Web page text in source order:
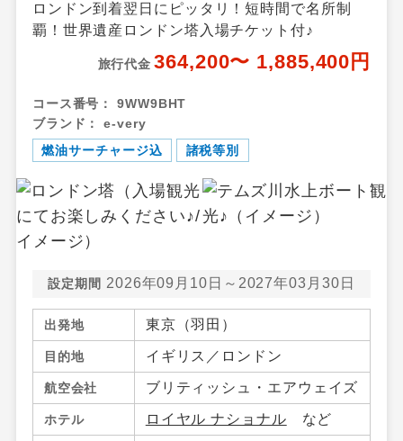
ロンドン到着翌日にピッタリ！短時間で名所制
覇！世界遺産ロンドン塔入場チケット付♪
旅行代金 364,200〜 1,885,400円
コース番号：
9WW9BHT
ブランド：
e-very
燃油サーチャージ込
諸税等別
設定期間 2026年09月10日～2027年03月30日
出発地 東京（羽田）
目的地 イギリス／ロンドン
航空会社 ブリティッシュ・エアウェイズ
ホテル ロイヤル ナショナル など